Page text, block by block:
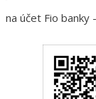
na účet Fio banky -